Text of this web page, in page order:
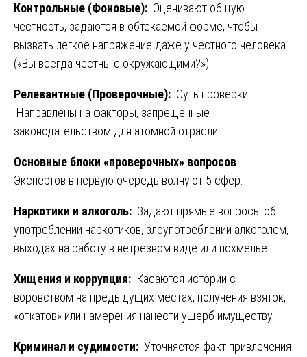
Контрольные (Фоновые): Оценивают общую
честность, задаются в обтекаемой форме, чтобы
вызвать легкое напряжение даже у честного человека
(«Вы всегда честны с окружающими?»).
Релевантные (Проверочные): Суть проверки.
Направлены на факторы, запрещенные
законодательством для атомной отрасли.
Основные блоки «проверочных» вопросов
Экспертов в первую очередь волнуют 5 сфер:
Наркотики и алкоголь: Задают прямые вопросы об
употреблении наркотиков, злоупотреблении алкоголем,
выходах на работу в нетрезвом виде или похмелье.
Хищения и коррупция: Касаются истории с
воровством на предыдущих местах, получения взяток,
«откатов» или намерения нанести ущерб имуществу.
Криминал и судимости: Уточняется факт привлечения